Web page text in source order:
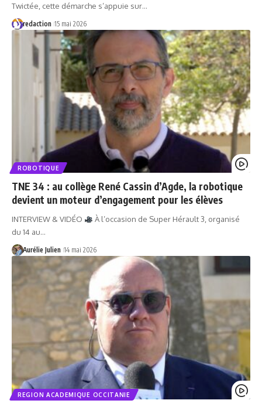
Twictée, cette démarche s’appuie sur…
redaction 15 mai 2026
ROBOTIQUE
TNE 34 : au collège René Cassin d’Agde, la robotique
devient un moteur d’engagement pour les élèves
INTERVIEW & VIDÉO
À l’occasion de Super Hérault 3, organisé
du 14 au…
Aurélie Julien 14 mai 2026
REGION ACADEMIQUE OCCITANIE